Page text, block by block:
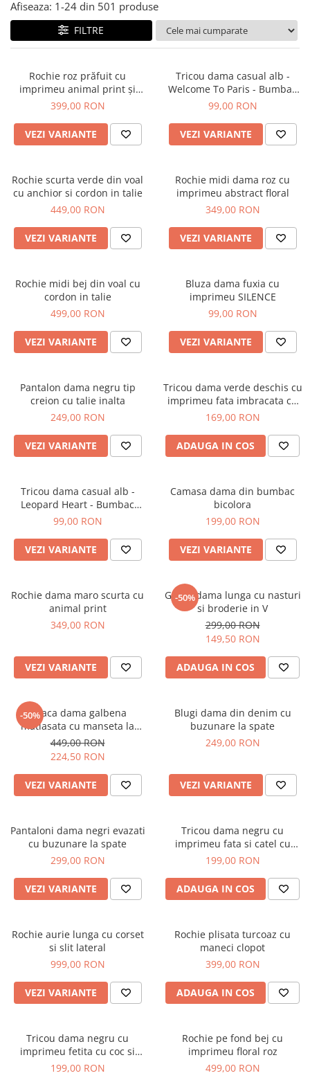
Tricouri si topuri
Rochii de eveniment
Afiseaza: 1-24 din 501 produse
FILTRE
Rochie roz prăfuit cu
imprimeu animal print și
curea
399,00 RON
VEZI VARIANTE
Tricou dama casual alb -
Welcome To Paris - Bumbac
Organic
99,00 RON
VEZI VARIANTE
Rochie scurta verde din voal
cu anchior si cordon in talie
449,00 RON
VEZI VARIANTE
Rochie midi dama roz cu
imprimeu abstract floral
349,00 RON
VEZI VARIANTE
Rochie midi bej din voal cu
cordon in talie
499,00 RON
VEZI VARIANTE
Bluza dama fuxia cu
imprimeu SILENCE
99,00 RON
VEZI VARIANTE
Pantalon dama negru tip
creion cu talie inalta
249,00 RON
VEZI VARIANTE
Tricou dama verde deschis cu
imprimeu fata imbracata cu
alb si inghetata in mana
169,00 RON
ADAUGA IN COS
Tricou dama casual alb -
Leopard Heart - Bumbac
Organic
99,00 RON
VEZI VARIANTE
Camasa dama din bumbac
bicolora
199,00 RON
VEZI VARIANTE
Rochie dama maro scurta cu
animal print
349,00 RON
VEZI VARIANTE
-50%
Geaca dama lunga cu nasturi
si broderie in V
299,00 RON
149,50 RON
ADAUGA IN COS
-50%Geaca dama galbena
matlasata cu manseta la
maneca si elastic in talie
449,00 RON
224,50 RON
VEZI VARIANTE
Blugi dama din denim cu
buzunare la spate
249,00 RON
VEZI VARIANTE
Pantaloni dama negri evazati
cu buzunare la spate
299,00 RON
VEZI VARIANTE
Tricou dama negru cu
imprimeu fata si catel cu
ochelari
199,00 RON
ADAUGA IN COS
Rochie aurie lunga cu corset
si slit lateral
999,00 RON
VEZI VARIANTE
Rochie plisata turcoaz cu
maneci clopot
399,00 RON
ADAUGA IN COS
Tricou dama negru cu
imprimeu fetita cu coc si
ochelari albastrii
199,00 RON
Rochie pe fond bej cu
imprimeu floral roz
499,00 RON